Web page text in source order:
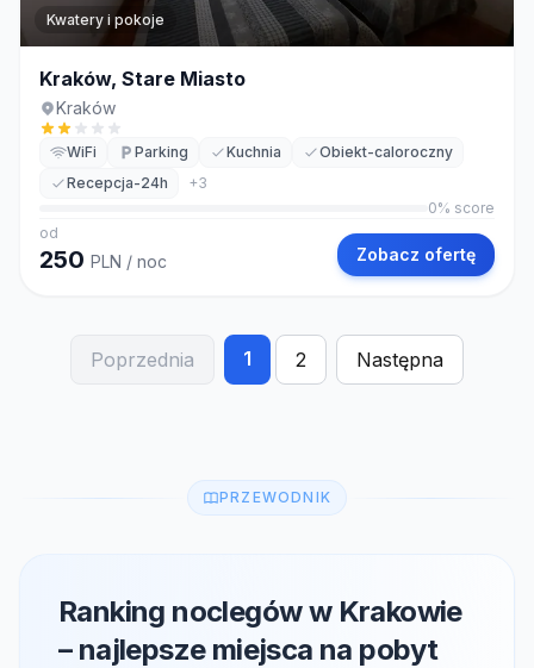
Kwatery i pokoje
Kraków, Stare Miasto
Kraków
WiFi Parking Kuchnia
Obiekt-caloroczny
Recepcja-24h
+3
0% score
od
250 PLN / noc Zobacz ofertę
Poprzednia 1 2 Następna
PRZEWODNIK
Ranking noclegów w Krakowie
– najlepsze miejsca na pobyt